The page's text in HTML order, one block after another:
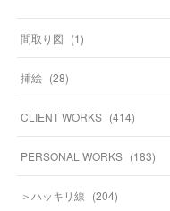
間取り図 (1)
挿絵 (28)
CLIENT WORKS (414)
PERSONAL WORKS (183)
＞ハッキリ線 (204)